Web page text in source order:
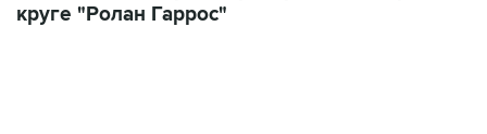
круге "Ролан Гаррос"